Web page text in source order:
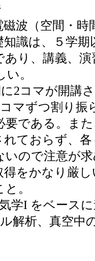
波（空間・時
識は、５学期
あり、講義、
。
2コマが開講
マずつ割り振
である。ま
ておらず、
いので注意が
得をかなり厳
。
学I をベース
解析、真空中